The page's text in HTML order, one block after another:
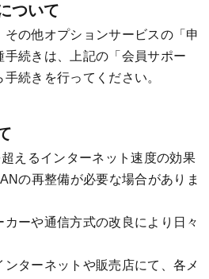
ついて
の他オプションサービスの「申
続きは、上記の「会員サポー
続きを行ってください。
えるインターネット速度の効果
の再整備が必要な場合がありま
ーや通信方式の改良により日々
ターネットや販売店にて、各メ